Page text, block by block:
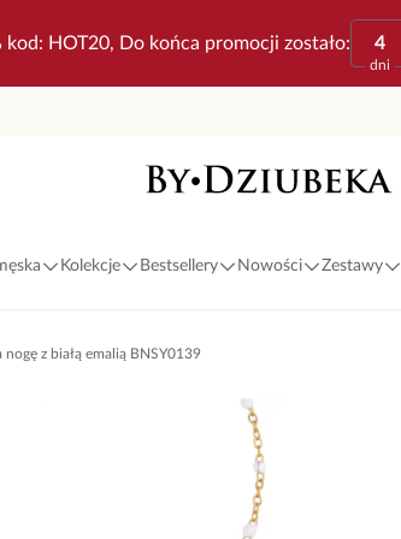
kod: HOT20, Do końca promocji zostało: 4
dni
Kolekcje Bestsellery Nowości Zestawy
nogę z białą emalią BNSY0139